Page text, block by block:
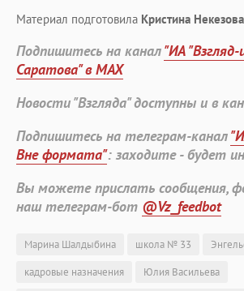
Материал подготовила Кристина Некезова
Подпишитесь на канал"ИА
Саратова" в MAX
Новости "Взгляда" доступны и в
Подпишитесь на телеграм-канал
Вне формата": заходите - будет
Вы можете прислать сообщения,
наш телеграм-бот @Vz_feedbot
Марина Шалдыбина школа № 33
кадровые назначения
Юлия Васильева